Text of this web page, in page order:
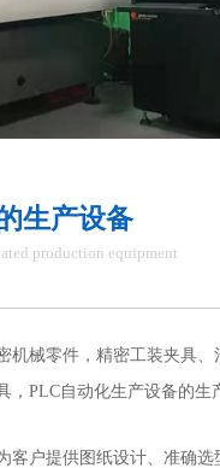
生产设备
production equipment
机械零件，精密工装夹具、
，PLC自动化生产设备的生
客户提供图纸设计、准确